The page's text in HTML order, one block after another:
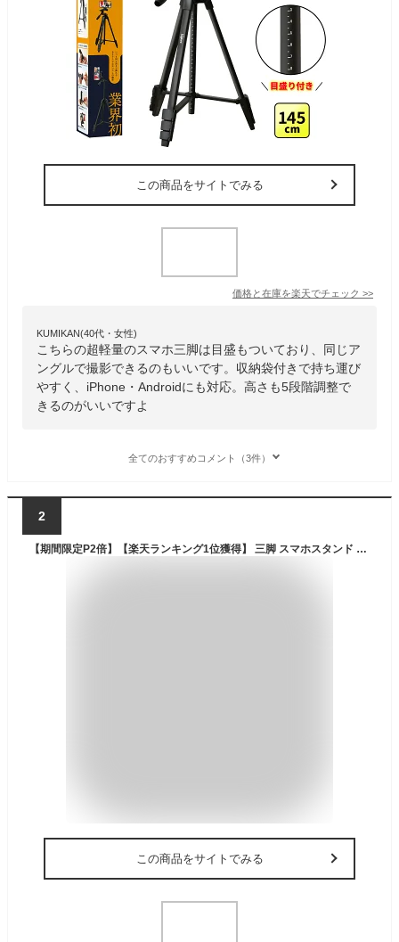
この商品をサイトでみる
価格と在庫を楽天でチェック >>
KUMIKAN(40代・女性)
こちらの超軽量のスマホ三脚は目盛もついており、同じア
ングルで撮影できるのもいいです。収納袋付きで持ち運び
やすく、iPhone・Androidにも対応。高さも5段階調整で
きるのがいいですよ
全てのおすすめコメント（3件）
2
【期間限定P2倍】【楽天ランキング1位獲得】 三脚 スマホスタンド 高い 長い スマホ 携帯 スタンド スマホ三脚 自撮り棒 iphone アンドロイド iphoneスタンド 自撮り 軽量 コンパクト スマホ用三脚 便利 三脚スタンド 210cm リモコン付き 送料無料
この商品をサイトでみる